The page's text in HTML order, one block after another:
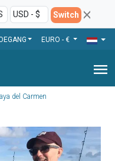
Switch
EURO - €
menu
del Carmen